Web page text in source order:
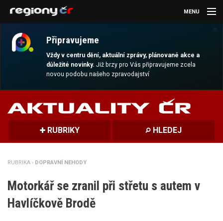
Připravujeme
Vždy v centru dění, aktuální zprávy, plánované akce a
důležité novinky.Již brzy pro Vás připravujeme zcela
novou podobu našeho zpravodajství
MENU
AKTUALITY
MAGAZÍN
DALŠÍ
REGION
RUBRIKY HLEDEJ
RUBRIKA › DOPRAVNÍ NEHODY
Motorkář se zranil při střetu s autem v
Havlíčkově Brodě